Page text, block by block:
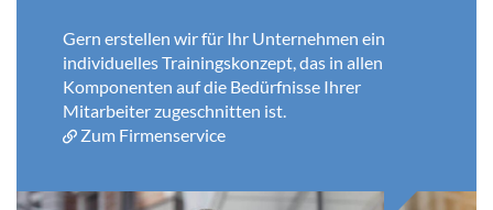
Gern erstellen wir für Ihr Unternehmen ein
individuelles Trainingskonzept, das in allen
Komponenten auf die Bedürfnisse Ihrer
Mitarbeiter zugeschnitten ist.
Zum Firmenservice